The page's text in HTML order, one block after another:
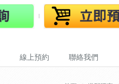
線上預約 聯絡我們